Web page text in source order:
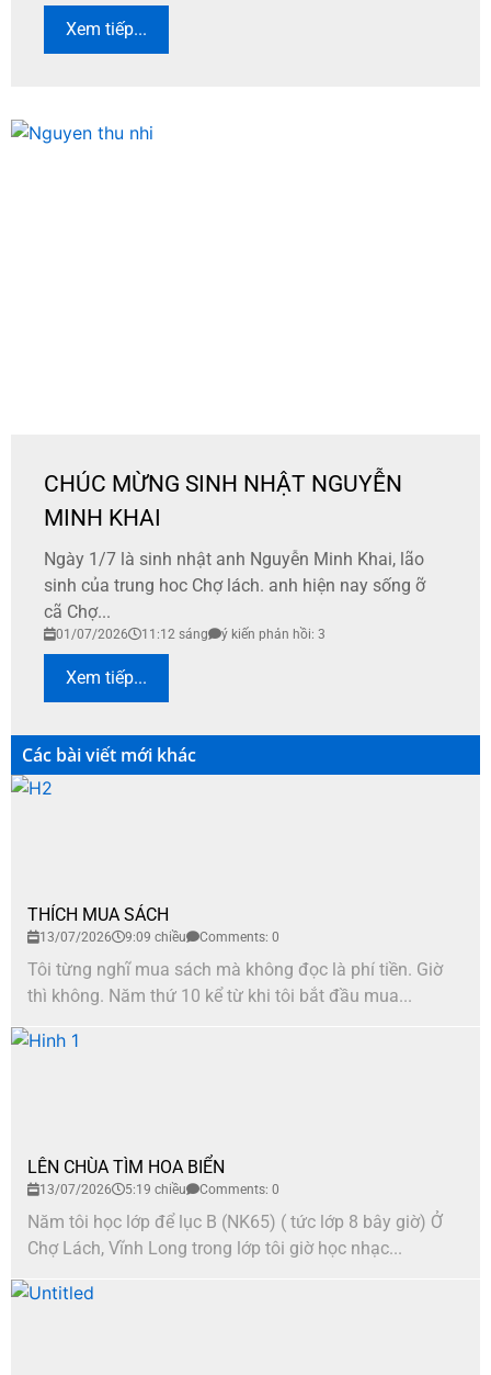
Xem tiếp...
CHÚC MỪNG SINH NHẬT NGUYỄN
MINH KHAI
Ngày 1/7 là sinh nhật anh Nguyễn Minh Khai, lão
sinh của trung hoc Chợ lách. anh hiện nay sống ỡ
cã Chợ...
01/07/2026 11:12 sáng ý kiến phản hồi: 3
Xem tiếp...
Các bài viết mới khác
THÍCH MUA SÁCH
13/07/2026 9:09 chiều Comments: 0
Tôi từng nghĩ mua sách mà không đọc là phí tiền. Giờ
thì không. Năm thứ 10 kể từ khi tôi bắt đầu mua...
LÊN CHÙA TÌM HOA BIỂN
13/07/2026 5:19 chiều Comments: 0
Năm tôi học lớp để lục B (NK65) ( tức lớp 8 bây giờ) Ở
Chợ Lách, Vĩnh Long trong lớp tôi giờ học nhạc...